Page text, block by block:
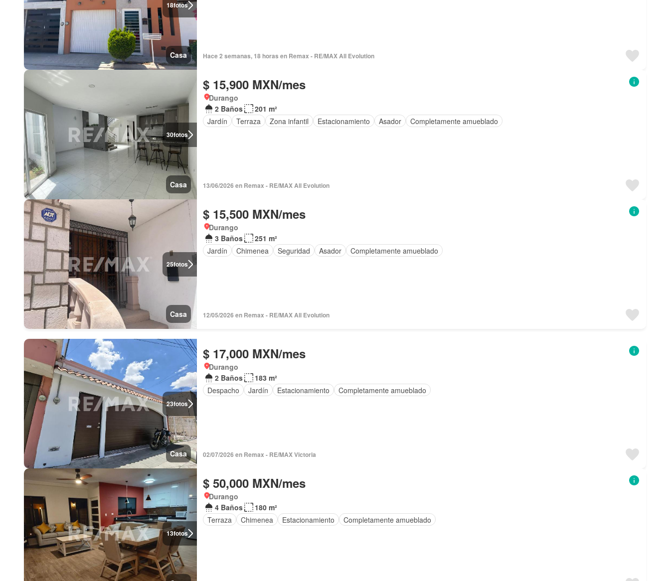
18fotos
Casa Hace 2 semanas, 18 horas en Remax - RE/MAX All Evolution
30fotos
Casa
$ 15,900 MXN/mes
Durango
2 Baños
201 m²
Jardín
Terraza Zona infantil Estacionamiento Asador Completamente amueblado
13/06/2026 en Remax - RE/MAX All Evolution
25fotos
Casa
$ 15,500 MXN/mes
Durango
3 Baños
251 m²
Jardín
Chimenea Seguridad Asador Completamente amueblado
12/05/2026 en Remax - RE/MAX All Evolution
23fotos
Casa
$ 17,000 MXN/mes
Durango
2 Baños
183 m²
Despacho
Jardín Estacionamiento Completamente amueblado
02/07/2026 en Remax - RE/MAX Victoria
13fotos
$ 50,000 MXN/mes
Durango
4 Baños
180 m²
Terraza
Chimenea Estacionamiento Completamente amueblado